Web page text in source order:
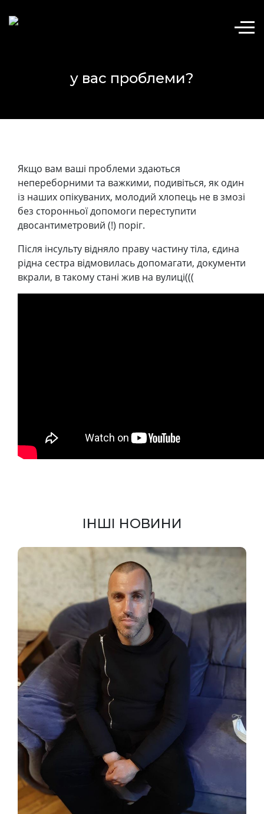
у вас проблеми?
Якщо вам ваші проблеми здаються
непереборними та важкими, подивіться, як один
із наших опікуваних, молодий хлопець не в змозі
без сторонньої допомоги переступити
двосантиметровий (!) поріг.
Після інсульту відняло праву частину тіла, єдина
рідна сестра відмовилась допомагати, документи
вкрали, в такому стані жив на вулиці(((
ІНШІ НОВИНИ